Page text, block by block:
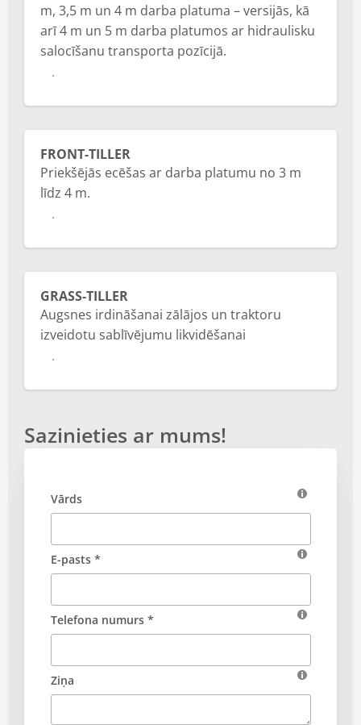
m, 3,5 m un 4 m darba platuma – versijās, kā
arī 4 m un 5 m darba platumos ar hidraulisku
salocīšanu transporta pozīcijā.
Vairāk
FRONT-TILLER
Priekšējās ecēšas ar darba platumu no 3 m
līdz 4 m.
Vairāk
GRASS-TILLER
Augsnes irdināšanai zālājos un traktoru
izveidotu sablīvējumu likvidēšanai
Vairāk
Sazinieties ar mums!
Vārds
E-pasts *
Telefona numurs *
Ziņa